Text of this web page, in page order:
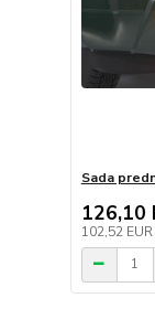
Sada
126,10
102,52 EUR